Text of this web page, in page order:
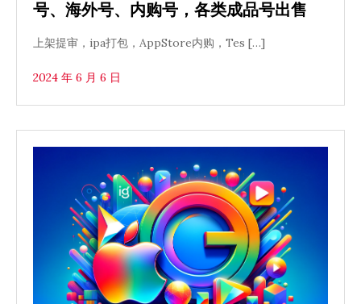
号、海外号、内购号，各类成品号出售
上架提审，ipa打包，AppStore内购，Tes […]
2024 年 6 月 6 日